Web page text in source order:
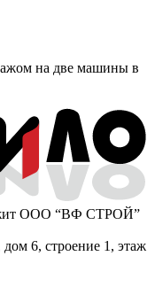
на две машины в
ООО “ВФ СТРОЙ”
6, строение 1, этаж